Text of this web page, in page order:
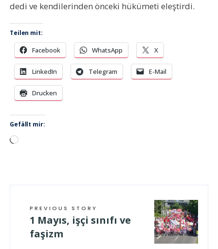
dedi ve kendilerinden önceki hükümeti eleştirdi.
Teilen mit:
Facebook WhatsApp X
LinkedIn Telegram E-Mail
Drucken
Gefällt mir:
Wird
PREVIOUS STORY
1 Mayıs, işçi sınıfı ve
faşizm